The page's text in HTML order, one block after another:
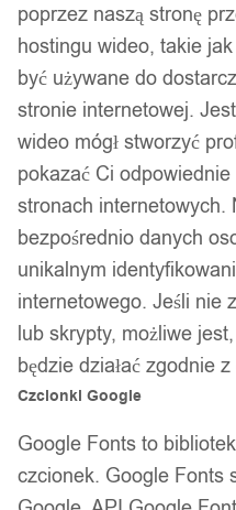
poprzez naszą stronę
hostingu wideo, takie
być używane do
stronie internetowej.
wideo mógł stworzyć
pokazać Ci
stronach internetowych.
bezpośrednio danych
unikalnym
internetowego. Jeśli nie
lub skrypty, możliwe
będzie działać zgodnie
Czcionki Google
Google Fonts to
czcionek. Google Fonts